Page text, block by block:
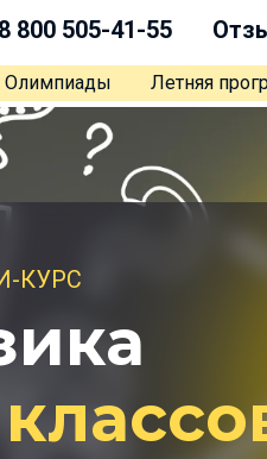
8 800 505-41-55
Олимпиады Летняя
КУРС